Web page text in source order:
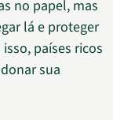
no papel, mas
lá e proteger
países ricos
sua